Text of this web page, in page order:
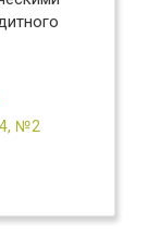
№2